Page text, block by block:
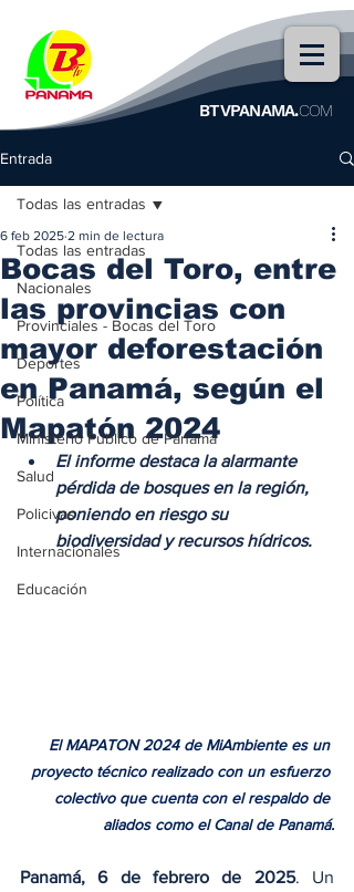
BTVPANAMA.COM
Entrada
Todas las entradas
Nacionales
Provinciales - Bocas del Toro
Deportes
Política
Ministerio Público de Panamá
Salud
Policivas
Internacionales
Educación
Todas las entradas
Bocas del Toro, entre
las provincias con
mayor deforestación
en Panamá, según el
Mapatón 2024
6 feb 2025 2 min de lectura
El informe destaca la alarmante
pérdida de bosques en la región,
poniendo en riesgo su
biodiversidad y recursos hídricos.
El MAPATON 2024 de MiAmbiente es un
proyecto técnico realizado con un esfuerzo
colectivo que cuenta con el respaldo de
aliados como el Canal de Panamá.
Panamá, 6 de febrero de 2025. Un